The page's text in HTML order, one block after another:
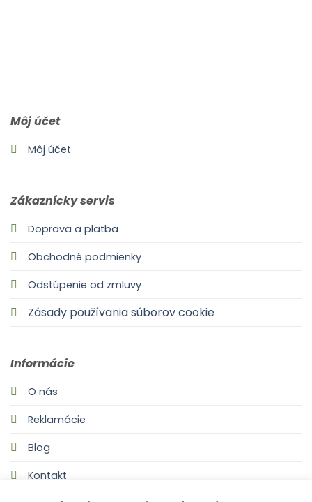
Môj účet
Môj účet
Zákaznícky servis
Doprava a platba
Obchodné podmienky
Odstúpenie od zmluvy
Zásady používania súborov cookie
Informácie
O nás
Reklamácie
Blog
Kontakt